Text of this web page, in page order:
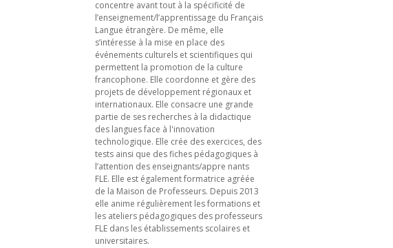
concentre avant tout à la spécificité de
l’enseignement/l’apprentissage du Français
Langue étrangère. De même, elle
s’intéresse à la mise en place des
événements culturels et scientifiques qui
permettent la promotion de la culture
francophone. Elle coordonne et gère des
projets de développement régionaux et
internationaux. Elle consacre une grande
partie de ses recherches à la didactique
des langues face à l'innovation
technologique. Elle crée des exercices, des
tests ainsi que des fiches pédagogiques à
l’attention des enseignants/appre nants
FLE. Elle est également formatrice agréée
de la Maison de Professeurs. Depuis 2013
elle anime régulièrement les formations et
les ateliers pédagogiques des professeurs
FLE dans les établissements scolaires et
universitaires.